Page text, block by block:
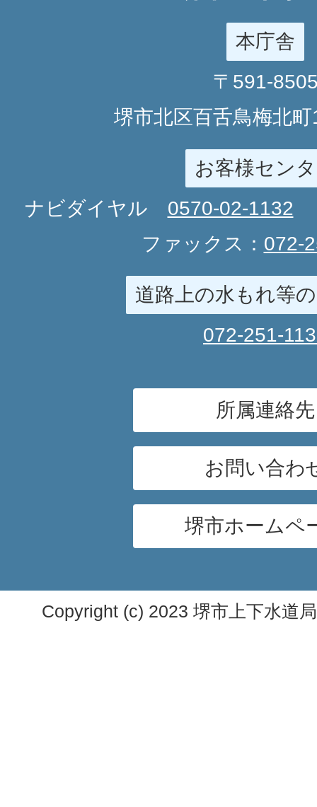
本庁舎
〒591-
堺市北区百舌鳥梅北
お客様セン
ナビダイヤル 0570-02-1132
ファックス： 072-
道路上の水もれ等
072-251-
所属連絡先
お問い合わ
堺市ホームペ
Copyright (c) 2023 堺市上下水道